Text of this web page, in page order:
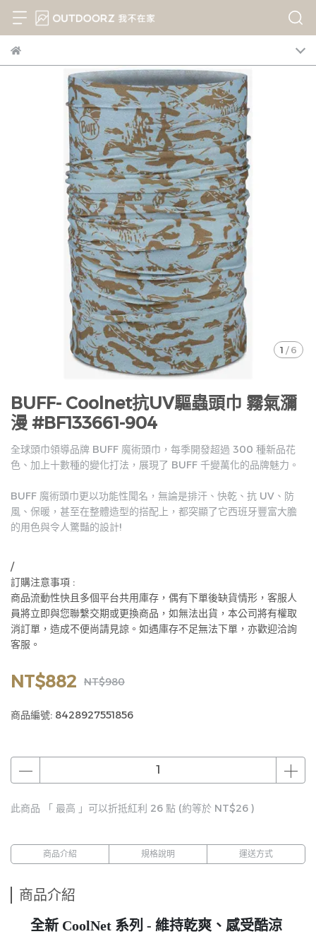
1 / 6
BUFF- Coolnet抗UV驅蟲頭巾 霧氣瀰
漫 #BF133661-904
全球頭巾領導品牌 BUFF 魔術頭巾，每季開發超過 300 種新品花
色、加上十數種的變化打法，展現了 BUFF 千變萬化的品牌魅力。
BUFF 魔術頭巾更以功能性聞名，無論是排汗、快乾、抗 UV、防
風、保暖，甚至在整體造型的搭配上，都突顯了它西班牙豐富大膽
的用色與令人驚豔的設計!
/
訂購注意事項 :
商品流動性快且多個平台共用庫存，偶有下單後缺貨情形，客服人
員將立即與您聯繫交期或更換商品，如無法出貨，本公司將有權取
消訂單，造成不便尚請見諒。如遇庫存不足無法下單，亦歡迎洽詢
客服。
NT$882 NT$980
商品編號: 8428927551856
此商品 「 最高 」可以折抵紅利 26 點 (約等於 NT$26 )
商品介紹 規格說明 運送方式
商品介紹
全新 CoolNet 系列 - 維持乾爽、感受酷涼